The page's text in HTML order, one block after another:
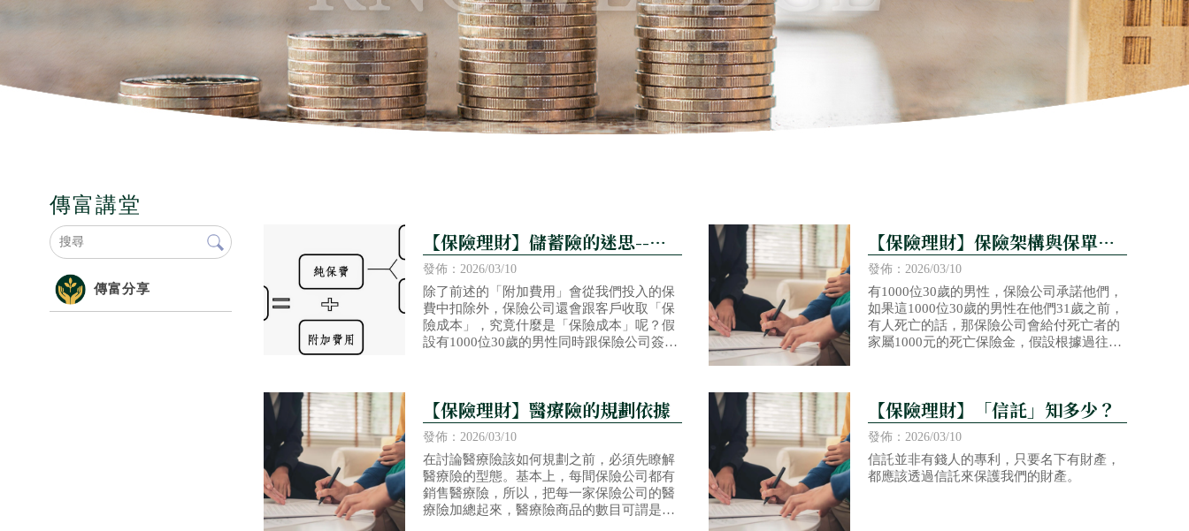
傳富講堂
傳富分享
【保險理財】儲蓄險的迷思--解
惑篇(下)
發佈：2026/03/10
除了前述的「附加費用」會從我們投入的保
費中扣除外，保險公司還會跟客戶收取「保
險成本」，究竟什麼是「保險成本」呢？假
設有1000位30歲的男性同時跟保險公司簽
【保險理財】保險架構與保單價
值準備金
發佈：2026/03/10
有1000位30歲的男性，保險公司承諾他們，
如果這1000位30歲的男性在他們31歲之前，
有人死亡的話，那保險公司會給付死亡者的
家屬1000元的死亡保險金，假設根據過往的
【保險理財】醫療險的規劃依據
發佈：2026/03/10
在討論醫療險該如何規劃之前，必須先瞭解
醫療險的型態。基本上，每間保險公司都有
銷售醫療險，所以，把每一家保險公司的醫
療險加總起來，醫療險商品的數目可謂是琳
【保險理財】「信託」知多少？
發佈：2026/03/10
信託並非有錢人的專利，只要名下有財產，
都應該透過信託來保護我們的財產。